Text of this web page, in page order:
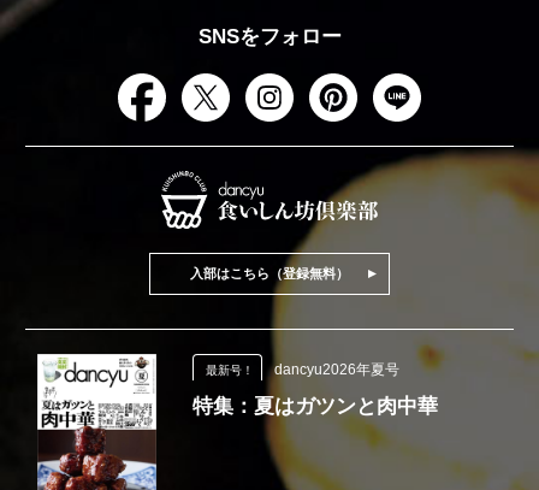
SNSをフォロー
入部はこちら（登録無料）
最新号！ dancyu2026年夏号
特集：夏はガツンと肉中華